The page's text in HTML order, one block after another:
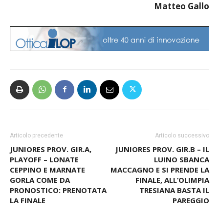
Matteo Gallo
Articolo precedente
JUNIORES PROV. GIR.A,
PLAYOFF – LONATE
CEPPINO E MARNATE
GORLA COME DA
PRONOSTICO: PRENOTATA
LA FINALE
Articolo successivo
JUNIORES PROV. GIR.B – IL
LUINO SBANCA
MACCAGNO E SI PRENDE LA
FINALE, ALL’OLIMPIA
TRESIANA BASTA IL
PAREGGIO